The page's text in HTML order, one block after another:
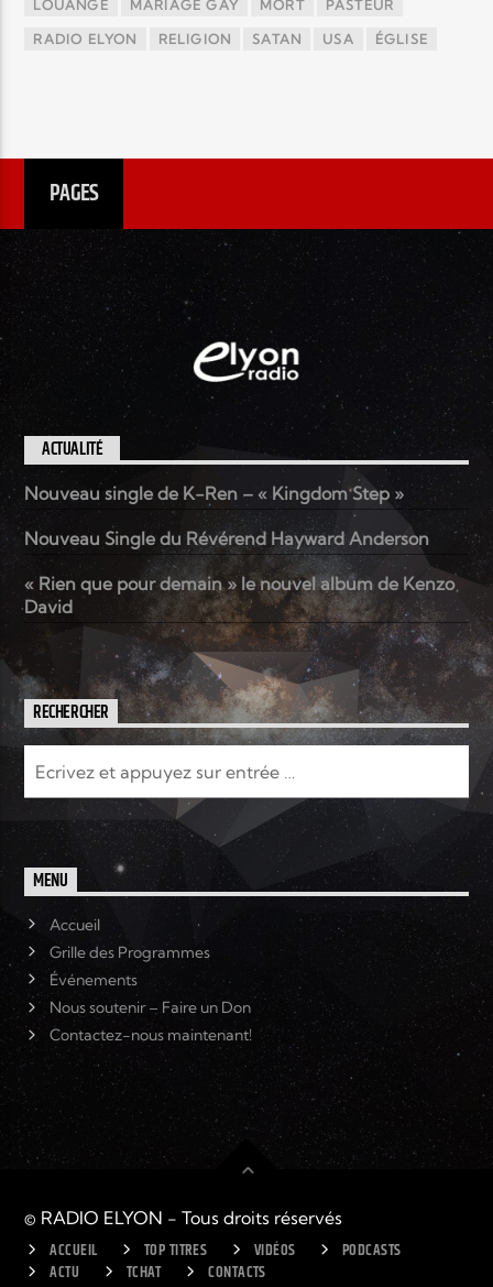
LOUANGE MARIAGE GAY MORT PASTEUR
RADIO ELYON RELIGION SATAN USA ÉGLISE
PAGES
ACTUALITÉ
Nouveau single de K-Ren – « Kingdom Step »
Nouveau Single du Révérend Hayward Anderson
« Rien que pour demain » le nouvel album de Kenzo
David
RECHERCHER
MENU
Accueil
Grille des Programmes
Événements
Nous soutenir – Faire un Don
Contactez-nous maintenant!
© RADIO ELYON - Tous droits réservés
ACCUEIL TOP TITRES VIDÉOS
PODCASTS
ACTU
TCHAT CONTACTS